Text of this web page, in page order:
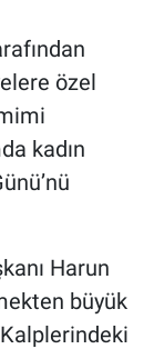
özel
kadın
Harun
büyük